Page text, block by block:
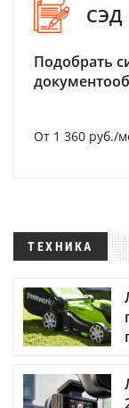
СЭД
Подобрать
От 1 360 руб./
ТЕХНИКА